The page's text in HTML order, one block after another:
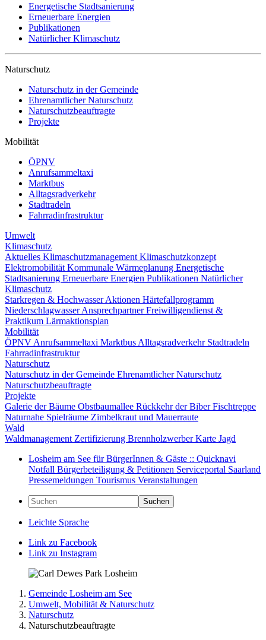
Energetische Stadtsanierung
Erneuerbare Energien
Publikationen
Natürlicher Klimaschutz
Naturschutz
Naturschutz in der Gemeinde
Ehrenamtlicher Naturschutz
Naturschutzbeauftragte
Projekte
Mobilität
ÖPNV
Anrufsammeltaxi
Marktbus
Alltagsradverkehr
Stadtradeln
Fahrradinfrastruktur
Umwelt
Klimaschutz
Aktuelles Klimaschutzmanagement Klimaschutzkonzept
Elektromobilität Kommunale Wärmeplanung Energetische
Stadtsanierung Erneuerbare Energien Publikationen Natürlicher
Klimaschutz
Starkregen & HochwasserAktionen Härtefallprogramm
NiederschlagwasserAnsprechpartnerFreiwilligendienst &
Praktikum Lärmaktionsplan
Mobilität
ÖPNV Anrufsammeltaxi Marktbus Alltagsradverkehr Stadtradeln
Fahrradinfrastruktur
Naturschutz
Naturschutz in der Gemeinde Ehrenamtlicher Naturschutz
Naturschutzbeauftragte
Projekte
Galerie der Bäume Obstbaumallee Rückkehr der BiberFischtreppe
Naturnahe Spielräume Zimbelkraut und Mauerraute
Wald
Waldmanagement Zertifizierung BrennholzwerberKarte Jagd
Losheim am See für BürgerInnen & Gäste :: Quicknavi
Notfall Bürgerbeteiligung & Petitionen Serviceportal Saarland
Pressemeldungen Tourismus Veranstaltungen
Suchen
Leichte Sprache
Link zu Facebook
Link zu Instagram
Gemeinde Losheim am See
Umwelt, Mobilität & Naturschutz
Naturschutz
Naturschutzbeauftragte